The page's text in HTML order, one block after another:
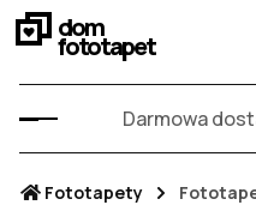
dom
fototapet
Darmowa
Fototapety